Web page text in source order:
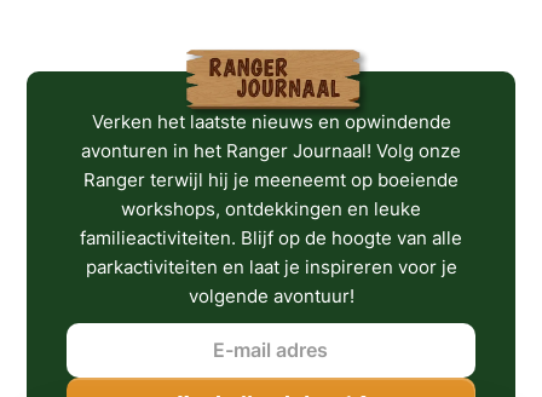
Verken het laatste nieuws en opwindende
avonturen in het Ranger Journaal! Volg onze
Ranger terwijl hij je meeneemt op boeiende
workshops, ontdekkingen en leuke
familieactiviteiten. Blijf op de hoogte van alle
parkactiviteiten en laat je inspireren voor je
volgende avontuur!